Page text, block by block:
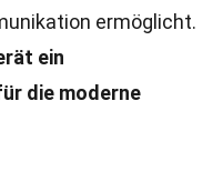
ermöglicht.
ein
die moderne